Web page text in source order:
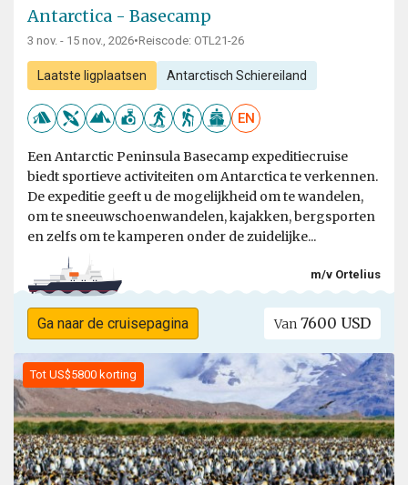
Antarctica - Basecamp
3 nov. - 15 nov., 2026•Reiscode: OTL21-26
Laatste ligplaatsen Antarctisch Schiereiland
EN
Een Antarctic Peninsula Basecamp expeditiecruise
biedt sportieve activiteiten om Antarctica te verkennen.
De expeditie geeft u de mogelijkheid om te wandelen,
om te sneeuwschoenwandelen, kajakken, bergsporten
en zelfs om te kamperen onder de zuidelijke...
m/v Ortelius
Ga naar de cruisepagina Van 7600 USD
Tot US$5800 korting